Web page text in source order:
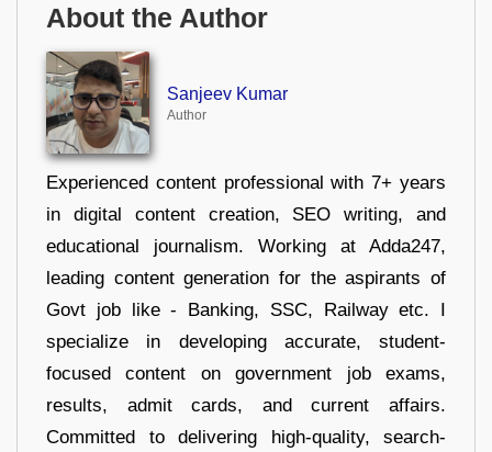
About the Author
Sanjeev Kumar
Author
Experienced content professional with 7+ years
in digital content creation, SEO writing, and
educational journalism. Working at Adda247,
leading content generation for the aspirants of
Govt job like - Banking, SSC, Railway etc. I
specialize in developing accurate, student-
focused content on government job exams,
results, admit cards, and current affairs.
Committed to delivering high-quality, search-